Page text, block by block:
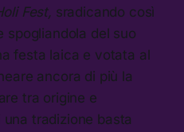
Fest, sradicando così
spogliandola del suo
festa laica e votata al
ancora di più la
tra origine e
tradizione basta